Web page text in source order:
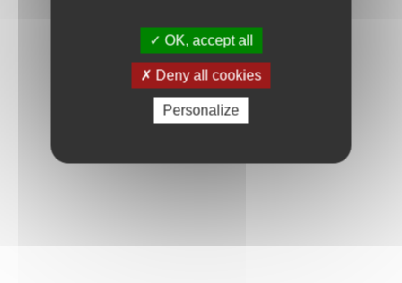
OK, accept all
Deny all cookies
Personalize